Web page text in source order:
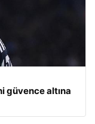
güvence altına